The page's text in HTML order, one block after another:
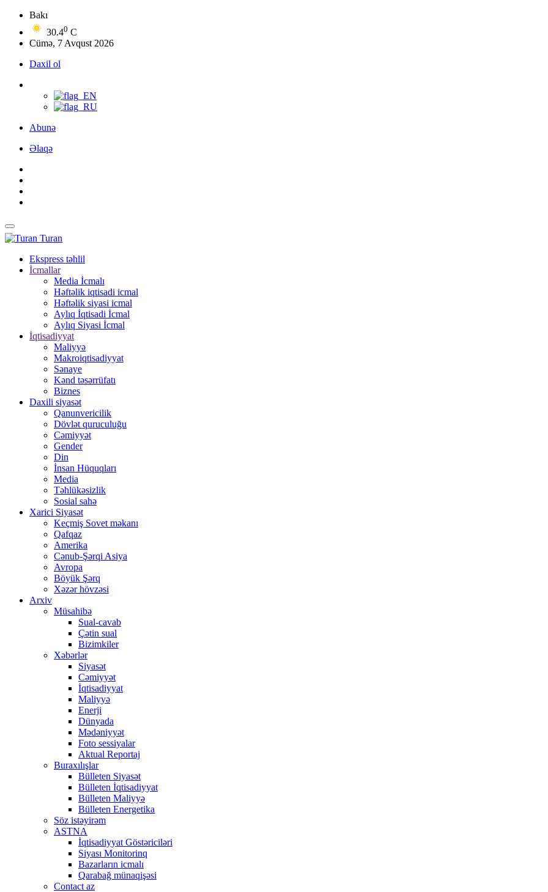
Bakı
30.40 C
Cümə, 7 Avqust 2026
Daxil ol
Abunə
Əlaqə
Turan
Ekspress təhlil
İcmallar
Media İcmalı
Həftəlik iqtisadi icmal
Həftəlik siyasi icmal
Aylıq İqtisadi İcmal
Aylıq Siyasi İcmal
İqtisadiyyat
Maliyyə
Makroiqtisadiyyat
Sənaye
Kənd təsərrüfatı
Biznes
Daxili siyasət
Qanunvericilik
Dövlət quruculuğu
Cəmiyyət
Gender
Din
İnsan Hüquqları
Media
Təhlükəsizlik
Sosial sahə
Xarici Siyasət
Keçmiş Sovet məkanı
Qafqaz
Amerika
Cənub-Şərqi Asiya
Avropa
Böyük Şərq
Xəzər hövzəsi
Arxiv
Müsahibə
Sual-cavab
Çətin sual
Bizimkiler
Xəbərlər
Siyasət
Cəmiyyət
İqtisadiyyat
Maliyyə
Enerji
Dünyada
Mədəniyyət
Foto sessiyalar
Aktual Reportaj
Buraxılışlar
Bülleten Siyasət
Bülleten İqtisadiyyat
Bülleten Maliyyə
Bülleten Energetika
Söz istəyirəm
ASTNA
İqtisadiyyat Göstəriciləri
Siyası Monitorinq
Bazarların icmalı
Qarabağ münaqişəsi
Contact az